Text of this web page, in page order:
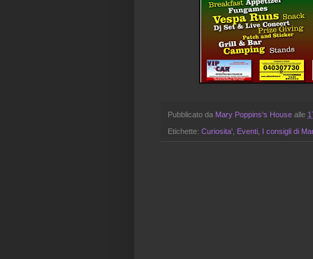
Pubblicato da Mary Poppins's House alle
Etichette: Curiosita' Eventi I consigli di